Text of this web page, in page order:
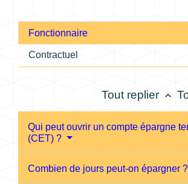
Fonctionnaire
Contractuel
Tout replier keyboard_arrow_up
Qui peut ouvrir un compte épargne
(CET) ?
Combien de jours peut-on épargner ?